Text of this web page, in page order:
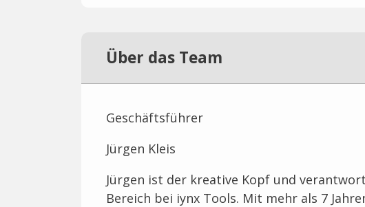
Über das Team
Geschäftsführer
Jürgen Kleis
Jürgen ist der kreative Kopf und
Bereich bei iynx Tools. Mit mehr als 7